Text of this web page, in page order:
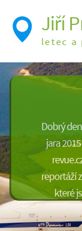
Jiří
letec a
Dobrý
jara
reportáží
které